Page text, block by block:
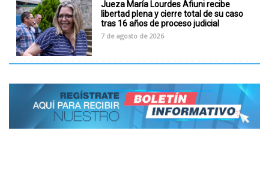
Jueza María Lourdes Afiuni recibe
libertad plena y cierre total de su caso
tras 16 años de proceso judicial
7 de agosto de 2026